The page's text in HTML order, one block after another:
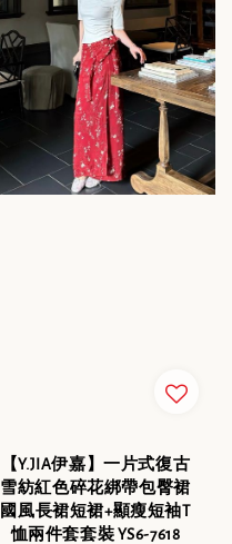
【Y.JIA伊嘉】一片式復古
雪紡紅色碎花綁帶包臀裙
國風長裙短裙+顯瘦短袖T
恤兩件套套裝 YS6-7618